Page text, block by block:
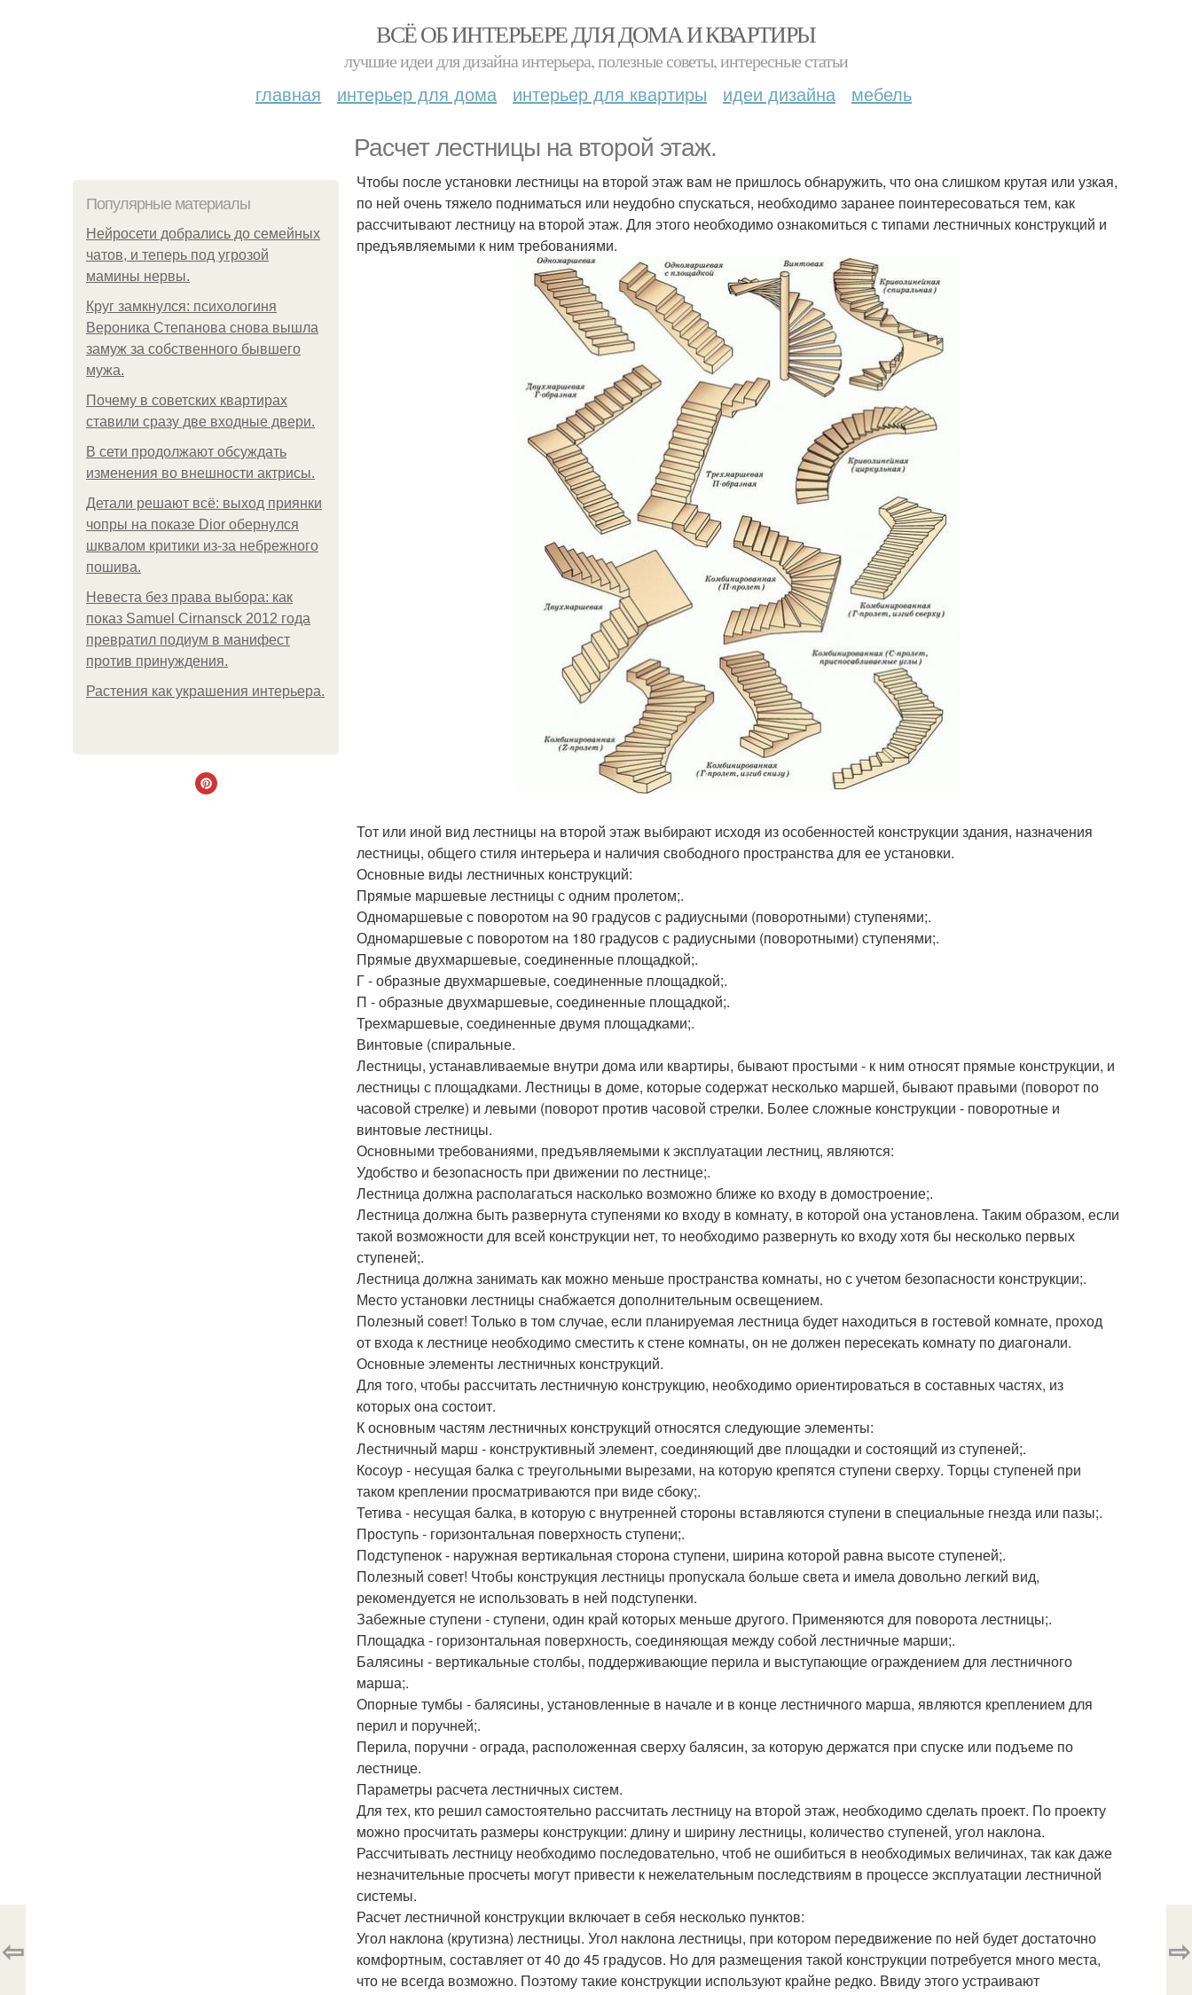
ВСЁ ОБ ИНТЕРЬЕРЕ ДЛЯ ДОМА И КВАРТИРЫ
лучшие идеи для дизайна интерьера, полезные советы, интересные статьи
главная интерьер для дома интерьер для квартиры идеи дизайна мебель
Расчет лестницы на второй этаж.
Популярные материалы
Нейросети добрались до семейных
чатов, и теперь под угрозой
мамины нервы.
Круг замкнулся: психологиня
Вероника Степанова снова вышла
замуж за собственного бывшего
мужа.
Почему в советских квартирах
ставили сразу две входные двери.
В сети продолжают обсуждать
изменения во внешности актрисы.
Детали решают всё: выход приянки
чопры на показе Dior обернулся
шквалом критики из-за небрежного
пошива.
Невеста без права выбора: как
показ Samuel Cirnansck 2012 года
превратил подиум в манифест
против принуждения.
Растения как украшения интерьера.
Чтобы после установки лестницы на второй этаж вам не пришлось обнаружить, что она слишком крутая или узкая,
по ней очень тяжело подниматься или неудобно спускаться, необходимо заранее поинтересоваться тем, как
рассчитывают лестницу на второй этаж. Для этого необходимо ознакомиться с типами лестничных конструкций и
предъявляемыми к ним требованиями.
Тот или иной вид лестницы на второй этаж выбирают исходя из особенностей конструкции здания, назначения
лестницы, общего стиля интерьера и наличия свободного пространства для ее установки.
Основные виды лестничных конструкций:
Прямые маршевые лестницы с одним пролетом;.
Одномаршевые с поворотом на 90 градусов с радиусными (поворотными) ступенями;.
Одномаршевые с поворотом на 180 градусов с радиусными (поворотными) ступенями;.
Прямые двухмаршевые, соединенные площадкой;.
Г - образные двухмаршевые, соединенные площадкой;.
П - образные двухмаршевые, соединенные площадкой;.
Трехмаршевые, соединенные двумя площадками;.
Винтовые (спиральные.
Лестницы, устанавливаемые внутри дома или квартиры, бывают простыми - к ним относят прямые конструкции, и
лестницы с площадками. Лестницы в доме, которые содержат несколько маршей, бывают правыми (поворот по
часовой стрелке) и левыми (поворот против часовой стрелки. Более сложные конструкции - поворотные и
винтовые лестницы.
Основными требованиями, предъявляемыми к эксплуатации лестниц, являются:
Удобство и безопасность при движении по лестнице;.
Лестница должна располагаться насколько возможно ближе ко входу в домостроение;.
Лестница должна быть развернута ступенями ко входу в комнату, в которой она установлена. Таким образом, если
такой возможности для всей конструкции нет, то необходимо развернуть ко входу хотя бы несколько первых
ступеней;.
Лестница должна занимать как можно меньше пространства комнаты, но с учетом безопасности конструкции;.
Место установки лестницы снабжается дополнительным освещением.
Полезный совет! Только в том случае, если планируемая лестница будет находиться в гостевой комнате, проход
от входа к лестнице необходимо сместить к стене комнаты, он не должен пересекать комнату по диагонали.
Основные элементы лестничных конструкций.
Для того, чтобы рассчитать лестничную конструкцию, необходимо ориентироваться в составных частях, из
которых она состоит.
К основным частям лестничных конструкций относятся следующие элементы:
Лестничный марш - конструктивный элемент, соединяющий две площадки и состоящий из ступеней;.
Косоур - несущая балка с треугольными вырезами, на которую крепятся ступени сверху. Торцы ступеней при
таком креплении просматриваются при виде сбоку;.
Тетива - несущая балка, в которую с внутренней стороны вставляются ступени в специальные гнезда или пазы;.
Проступь - горизонтальная поверхность ступени;.
Подступенок - наружная вертикальная сторона ступени, ширина которой равна высоте ступеней;.
Полезный совет! Чтобы конструкция лестницы пропускала больше света и имела довольно легкий вид,
рекомендуется не использовать в ней подступенки.
Забежные ступени - ступени, один край которых меньше другого. Применяются для поворота лестницы;.
Площадка - горизонтальная поверхность, соединяющая между собой лестничные марши;.
Балясины - вертикальные столбы, поддерживающие перила и выступающие ограждением для лестничного
марша;.
Опорные тумбы - балясины, установленные в начале и в конце лестничного марша, являются креплением для
перил и поручней;.
Перила, поручни - ограда, расположенная сверху балясин, за которую держатся при спуске или подъеме по
лестнице.
Параметры расчета лестничных систем.
Для тех, кто решил самостоятельно рассчитать лестницу на второй этаж, необходимо сделать проект. По проекту
можно просчитать размеры конструкции: длину и ширину лестницы, количество ступеней, угол наклона.
Рассчитывать лестницу необходимо последовательно, чтоб не ошибиться в необходимых величинах, так как даже
незначительные просчеты могут привести к нежелательным последствиям в процессе эксплуатации лестничной
системы.
Расчет лестничной конструкции включает в себя несколько пунктов:
Угол наклона (крутизна) лестницы. Угол наклона лестницы, при котором передвижение по ней будет достаточно
комфортным, составляет от 40 до 45 градусов. Но для размещения такой конструкции потребуется много места,
что не всегда возможно. Поэтому такие конструкции используют крайне редко. Ввиду этого устраивают
⇦ ⇨